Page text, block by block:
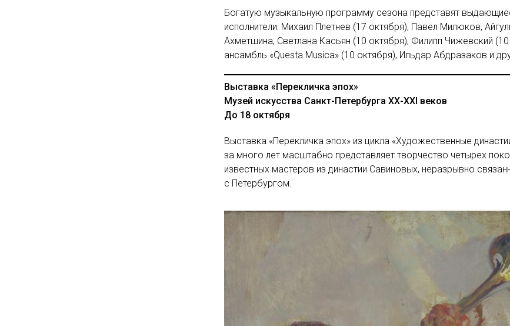
Богатую музыкальную программу сезона представят
исполнители: Михаил Плетнев (17 октября), Павел Милюков,
Ахметшина, Светлана Касьян (10 октября), Филипп Чижевский (10
ансамбль «Questa Musica» (10 октября), Ильдар Абдразаков и
Выставка «Перекличка эпох»
Музей искусства Санкт-Петербурга ХХ-ХХI веков
До 18 октября
Выставка «Перекличка эпох» из цикла «Художественные
за много лет масштабно представляет творчество четырех
известных мастеров из династии Савиновых, неразрывно
с Петербургом.